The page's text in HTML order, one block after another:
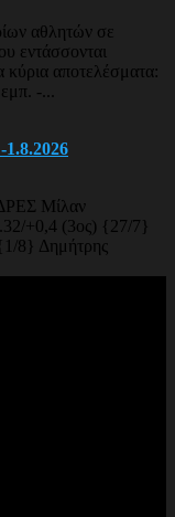
αθλητών σε
εντάσσονται
αποτελέσματα:
-...
1.8.2026
Μίλαν
+0,4 (3ος) {27/7}
8} Δημήτρης